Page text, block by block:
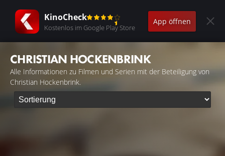
KinoCheck
Kostenlos im Google Play Store
App öffnen
CHRISTIAN HOCKENBRINK
Alle Informationen zu Filmen und Serien mit der Beteiligung von
Christian Hockenbrink.